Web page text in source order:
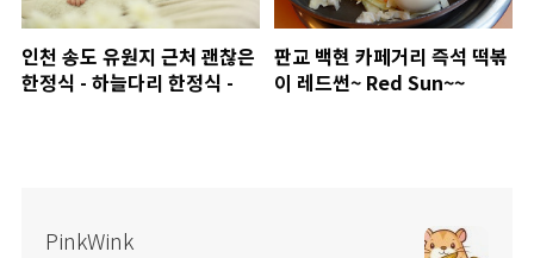
인천 송도 유원지 근처 괜찮은
한정식 - 하늘다리 한정식 -
판교 백현 카페거리 즉석 떡볶
이 레드썬~ Red Sun~~
PinkWink